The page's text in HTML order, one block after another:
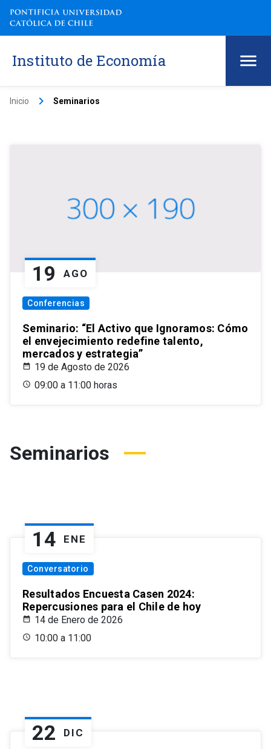
Instituto de Economía
Inicio keyboard_arrow_right Seminarios
19 AGO
Conferencias
Seminario: “El Activo que Ignoramos: Cómo
el envejecimiento redefine talento,
mercados y estrategia”
19 de Agosto de 2026
09:00 a 11:00 horas
Seminarios
14 ENE
Conversatorio
Resultados Encuesta Casen 2024:
Repercusiones para el Chile de hoy
14 de Enero de 2026
10:00 a 11:00
22 DIC